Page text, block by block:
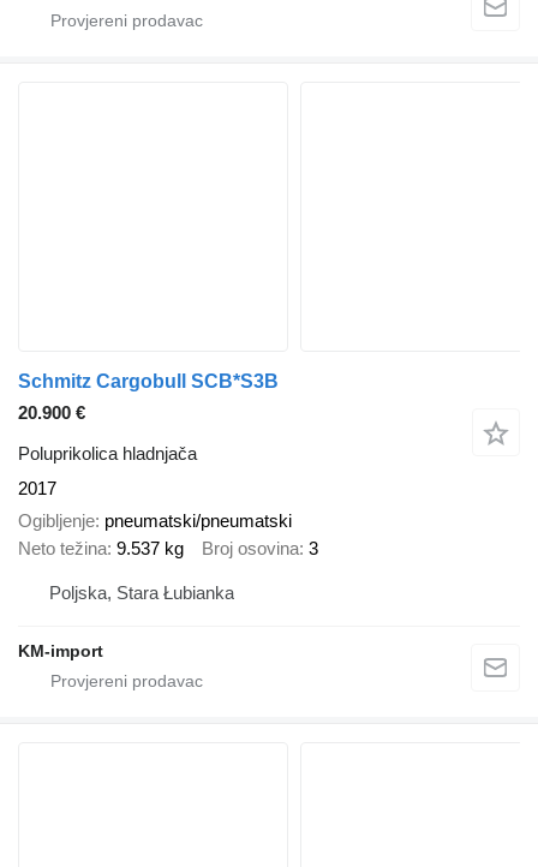
Schmitz Cargobull SCB*S3B
20.900 €
Poluprikolica hladnjača
2017
Ogibljenje pneumatski/pneumatski
Neto težina 9.537 kg Broj osovina 3
Poljska, Stara Łubianka
KM-import